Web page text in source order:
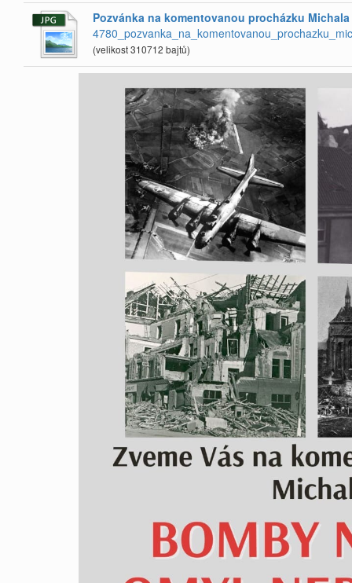
Pozvánka na komentovanou procházku
(velikost 310712 bajtů)